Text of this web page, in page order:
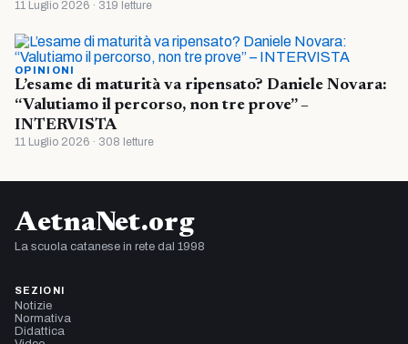
11 Luglio 2026 · 319 letture
OPINIONI
L’esame di maturità va ripensato? Daniele Novara:
“Valutiamo il percorso, non tre prove” –
INTERVISTA
11 Luglio 2026 · 308 letture
AetnaNet.org
La scuola catanese in rete dal 1998
SEZIONI
Notizie
Normativa
Didattica